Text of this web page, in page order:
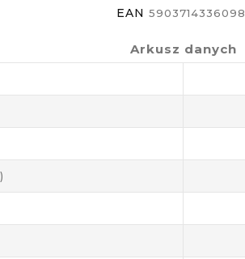
EAN 5903714336098
Arkusz danych